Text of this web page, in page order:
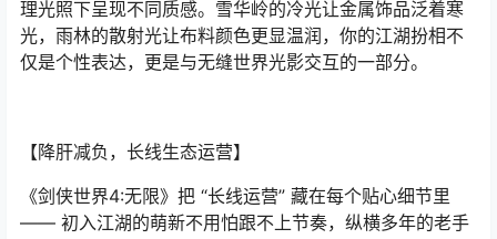
理光照下呈现不同质感。雪华岭的冷光让金属饰品泛着寒
光，雨林的散射光让布料颜色更显温润，你的江湖扮相不
仅是个性表达，更是与无缝世界光影交互的一部分。
【降肝减负，长线生态运营】
《剑侠世界4:无限》把 “长线运营” 藏在每个贴心细节里
—— 初入江湖的萌新不用怕跟不上节奏，纵横多年的老手